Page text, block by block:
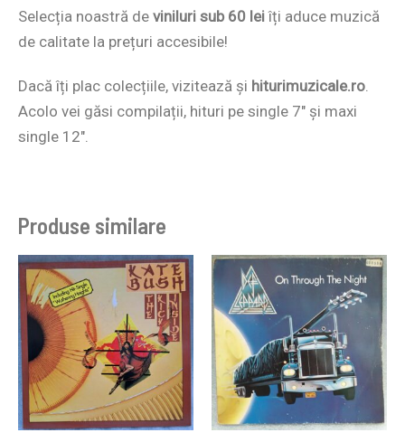
Selecția noastră de viniluri sub 60 leiîți aduce muzică
de calitate la prețuri accesibile!
Dacă îți plac colecțiile, vizitează și hiturimuzicale.ro
Acolo vei găsi compilații, hituri pe single 7″ și maxi
single 12″.
Produse similare